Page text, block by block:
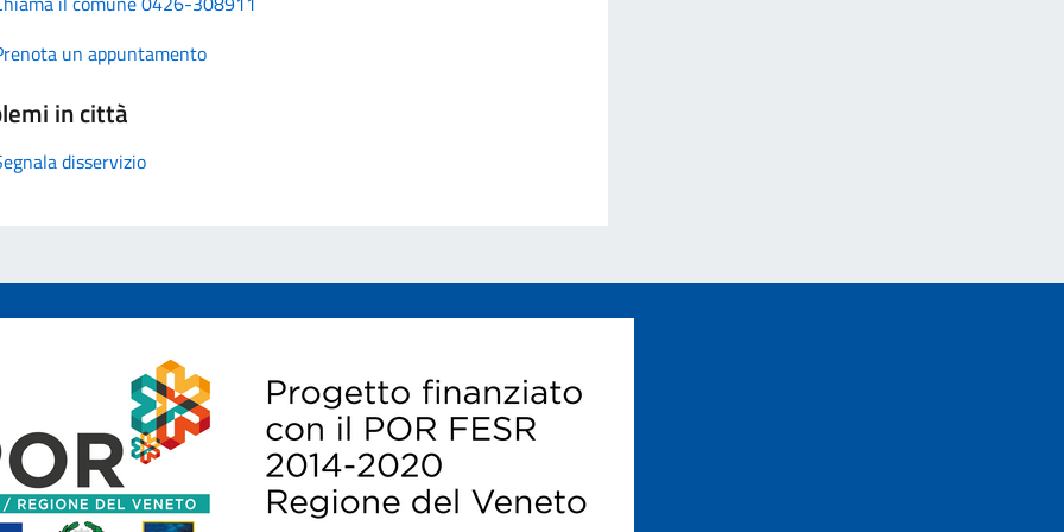
un appuntamento
in città
disservizio